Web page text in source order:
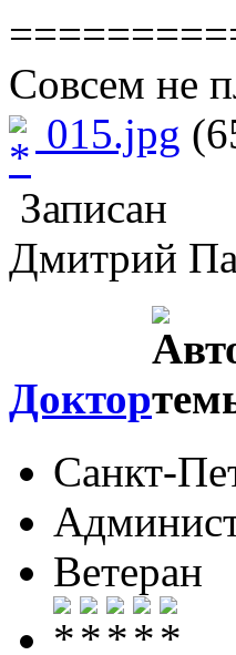
Совсем не
015.jpg
Записан
Дмитрий
Доктор
Санкт-
Ветеран